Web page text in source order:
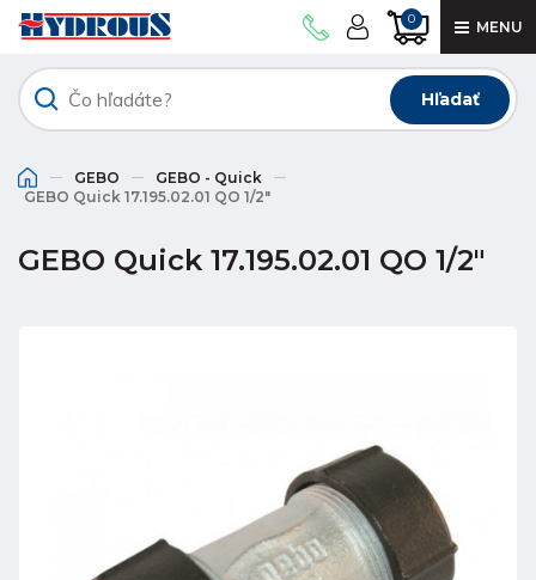
0 MENU
Hľadať
GEBO
GEBO - Quick
GEBO Quick 17.195.02.01 QO 1/2"
GEBO Quick 17.195.02.01 QO 1/2"